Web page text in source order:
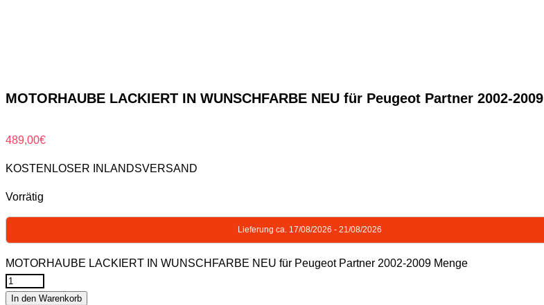
MOTORHAUBE LACKIERT IN WUNSCHFARBE NEU für Peugeot Partner 2002-2009
489,00€
KOSTENLOSER INLANDSVERSAND
Vorrätig
Lieferung ca. 17/08/2026 - 21/08/2026
MOTORHAUBE LACKIERT IN WUNSCHFARBE NEU für Peugeot Partner 2002-2009 Menge
In den Warenkorb